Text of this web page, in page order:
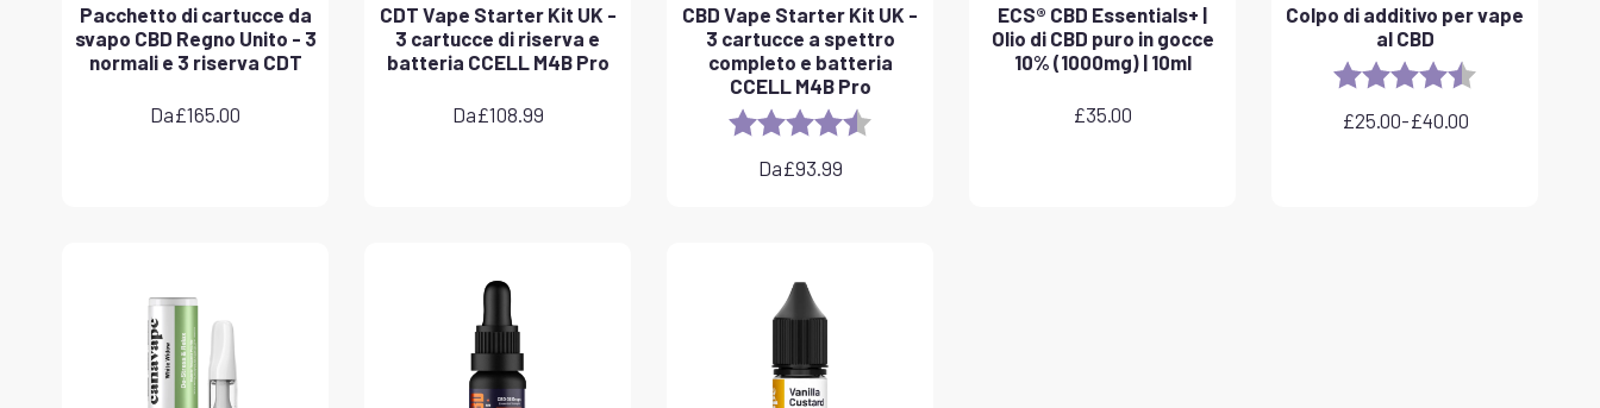
Pacchetto di cartucce da
svapo CBD Regno Unito - 3
normali e 3 riserva CDT
Da£165.00
CDT Vape Starter Kit UK -
3 cartucce di riserva e
batteria CCELL M4B Pro
Da£108.99
CBD Vape Starter Kit UK -
3 cartucce a spettro
completo e batteria
CCELL M4B Pro
Rating:
Da£93.99
ECS® CBD Essentials+ |
Olio di CBD puro in gocce
10% (1000mg) | 10ml
£35.00
Colpo di additivo per vape
al CBD
Rating:
£25.00-£40.00
Fascia